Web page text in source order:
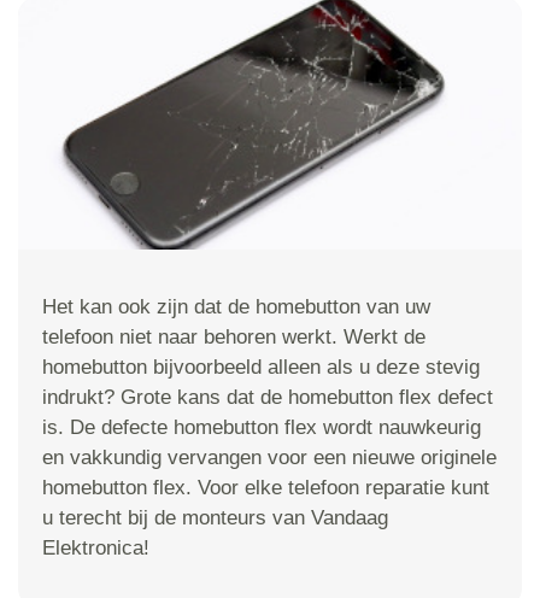
Het kan ook zijn dat de homebutton van uw
telefoon niet naar behoren werkt. Werkt de
homebutton bijvoorbeeld alleen als u deze stevig
indrukt? Grote kans dat de homebutton flex defect
is. De defecte homebutton flex wordt nauwkeurig
en vakkundig vervangen voor een nieuwe originele
homebutton flex. Voor elke telefoon reparatie kunt
u terecht bij de monteurs van Vandaag
Elektronica!